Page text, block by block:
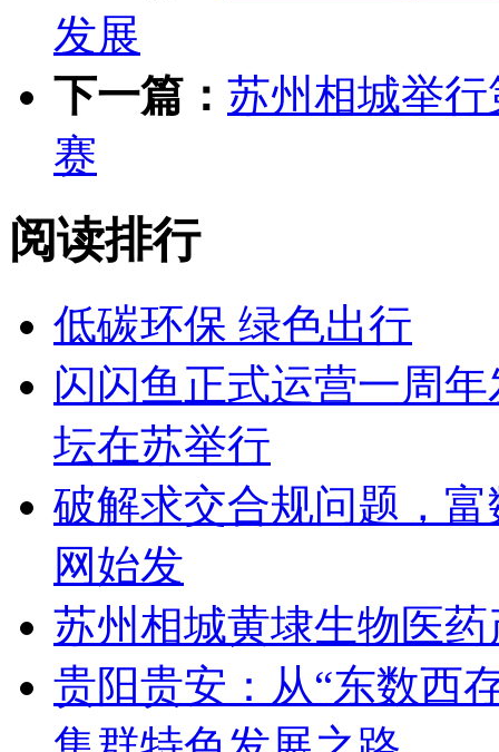
发展
下一篇： 苏州相城举
赛
阅读排行
低碳环保 绿色出行
闪闪鱼正式运营一周
坛在苏举行
破解求交合规问题，
网始发
苏州相城黄埭生物医
贵阳贵安：从“东数西